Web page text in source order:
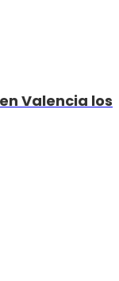
Valencia los